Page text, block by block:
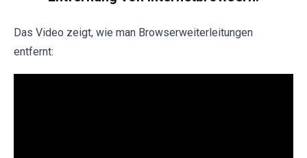
Das Video zeigt, wie man Browserweiterleitungen
entfernt: